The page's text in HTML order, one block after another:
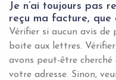
Je n’ai toujours pas
reçu ma facture, que
Vérifier si aucun avis de
boite aux lettres.
avons peut-être
votre adresse. Sinon,